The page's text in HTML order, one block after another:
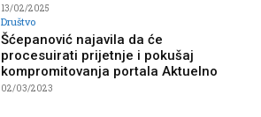
13/02/2025
Društvo
Šćepanović najavila da će
procesuirati prijetnje i pokušaj
kompromitovanja portala Aktuelno
02/03/2023